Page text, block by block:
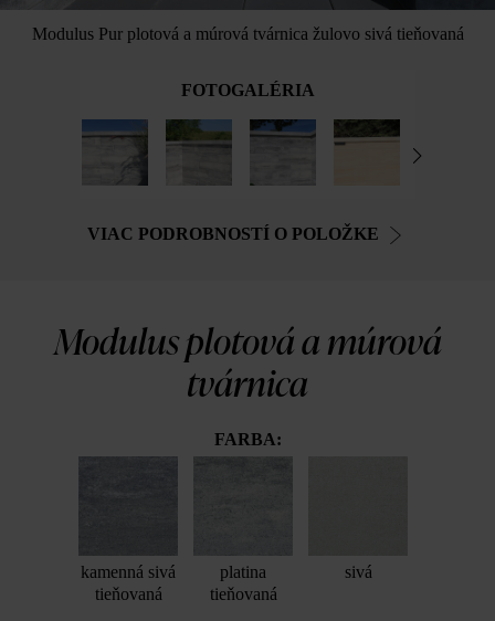
Modulus Pur plotová a múrová tvárnica žulovo sivá tieňovaná
FOTOGALÉRIA
VIAC PODROBNOSTÍ O POLOŽKE
Modulus plotová a múrová
tvárnica
FARBA:
kamenná sivá
tieňovaná
platina
tieňovaná
sivá